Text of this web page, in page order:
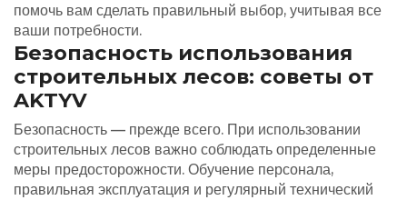
помочь вам сделать правильный выбор, учитывая все
ваши потребности.
Безопасность использования
строительных лесов: советы от
AKTYV
Безопасность — прежде всего. При использовании
строительных лесов важно соблюдать определенные
меры предосторожности. Обучение персонала,
правильная эксплуатация и регулярный технический